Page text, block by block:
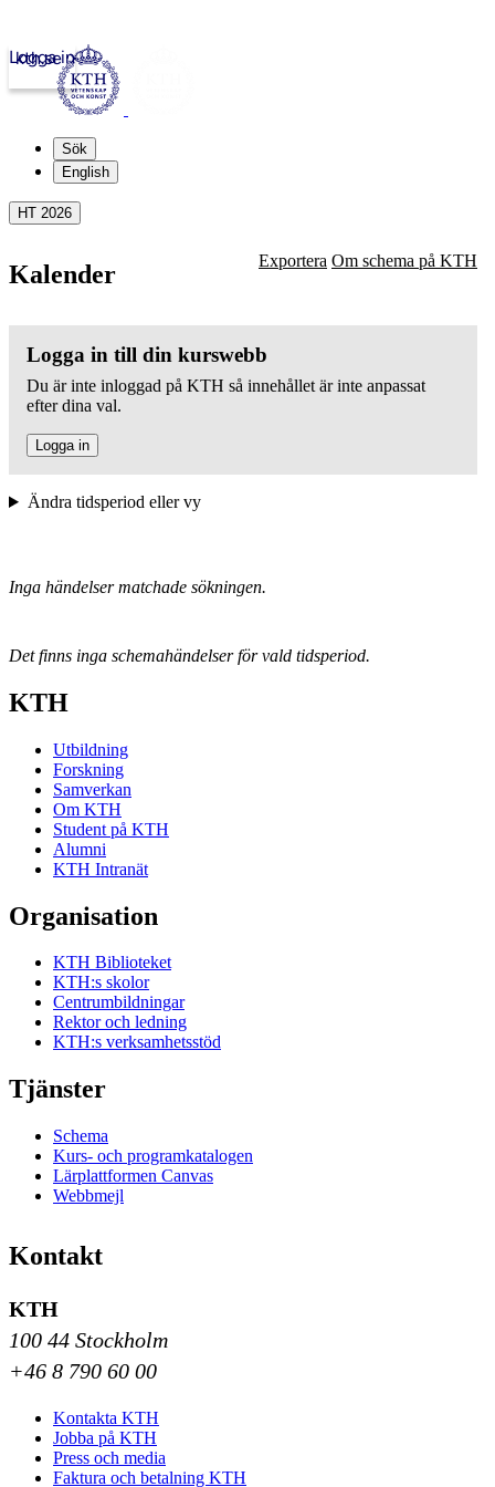
kth.se
Logga in
Sök
English
HT 2026
Kalender Exportera Om schema på KTH
Logga in till din kurswebb
Du är inte inloggad på KTH så innehållet är inte anpassat
efter dina val.
Logga in
Ändra tidsperiod eller vy
Inga händelser matchade sökningen.
Det finns inga schemahändelser för vald tidsperiod.
KTH
Utbildning
Forskning
Samverkan
Om KTH
Student på KTH
Alumni
KTH Intranät
Organisation
KTH Biblioteket
KTH:s skolor
Centrumbildningar
Rektor och ledning
KTH:s verksamhetsstöd
Tjänster
Schema
Kurs- och programkatalogen
Lärplattformen Canvas
Webbmejl
Kontakt
KTH
100 44 Stockholm
+46 8 790 60 00
Kontakta KTH
Jobba på KTH
Press och media
Faktura och betalning KTH